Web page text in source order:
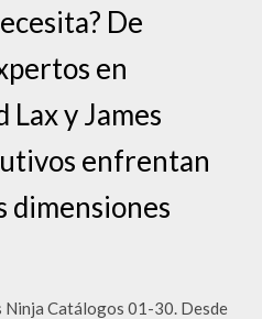
De
en
Lax y James
enfrentan
dimensiones
Catálogos 01-30. Desde